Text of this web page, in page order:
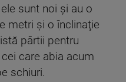
sunt noi și au o
metri şi o înclinaţie
pârtii pentru
care abia acum
schiuri.